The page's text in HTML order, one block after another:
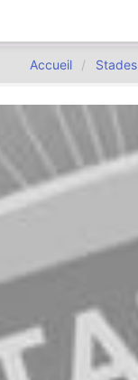
Accueil Stades